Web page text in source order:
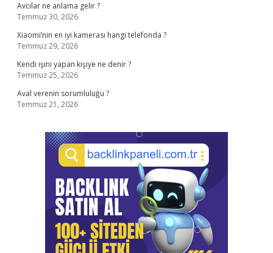
Avcılar ne anlama gelir ?
Temmuz 30, 2026
Xiaomi’nin en iyi kamerası hangi telefonda ?
Temmuz 29, 2026
Kendi işini yapan kişiye ne denir ?
Temmuz 25, 2026
Aval verenin sorumluluğu ?
Temmuz 21, 2026